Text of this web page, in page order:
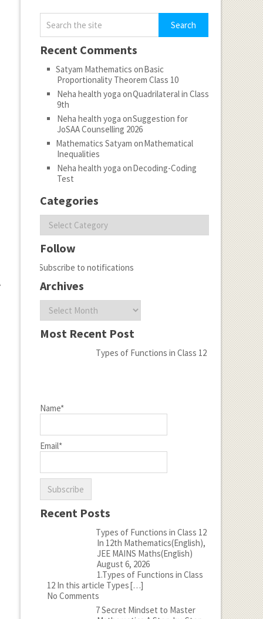
Recent Comments
Satyam Mathematics onBasic
Proportionality Theorem Class 10
Neha health yoga onQuadrilateral in Class
9th
Neha health yoga onSuggestion for
JoSAA Counselling 2026
Mathematics Satyam onMathematical
Inequalities
Neha health yoga onDecoding-Coding
Test
Categories
Categories
Follow
Subscribe to notifications
Archives
Archives
Most Recent Post
Types of Functions in Class 12
Name*
Email*
Recent Posts
Types of Functions in Class 12
In 12th Mathematics(English),
JEE MAINS Maths(English)
August 6, 2026
1.Types of Functions in Class
12 In this article Types[…]
No Comments
7 Secret Mindset to Master